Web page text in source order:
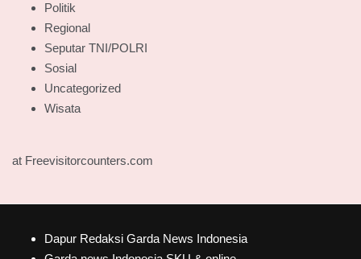
Politik
Regional
Seputar TNI/POLRI
Sosial
Uncategorized
Wisata
at Freevisitorcounters.com
Dapur Redaksi Garda News Indonesia